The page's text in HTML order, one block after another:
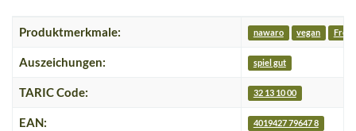
Produktmerkmale: nawaro vegan Frei
Auszeichungen: spiel gut
TARIC Code: 32 13 10 00
EAN: 4019427 79647 8